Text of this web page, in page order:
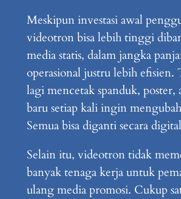
Meskipun investasi awal
videotron bisa lebih tinggi
media statis, dalam jangka
operasional justru lebih efisien.
lagi mencetak spanduk, poster,
baru setiap kali ingin
Semua bisa diganti secara
Selain itu, videotron tidak
banyak tenaga kerja untuk
ulang media promosi. Cukup